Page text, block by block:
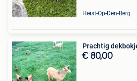
Heist-Op-Den-Berg
Prachtig
€ 80,00